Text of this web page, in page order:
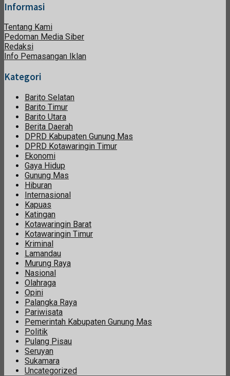
Informasi
Tentang Kami
Pedoman Media Siber
Redaksi
Info Pemasangan Iklan
Kategori
Barito Selatan
Barito Timur
Barito Utara
Berita Daerah
DPRD Kabupaten Gunung Mas
DPRD Kotawaringin Timur
Ekonomi
Gaya Hidup
Gunung Mas
Hiburan
Internasional
Kapuas
Katingan
Kotawaringin Barat
Kotawaringin Timur
Kriminal
Lamandau
Murung Raya
Nasional
Olahraga
Opini
Palangka Raya
Pariwisata
Pemerintah Kabupaten Gunung Mas
Politik
Pulang Pisau
Seruyan
Sukamara
Uncategorized